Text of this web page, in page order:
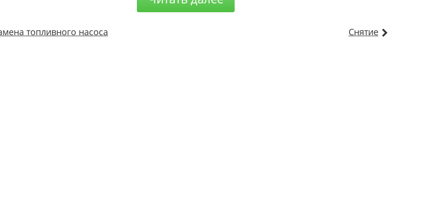
топливного насоса Снятие